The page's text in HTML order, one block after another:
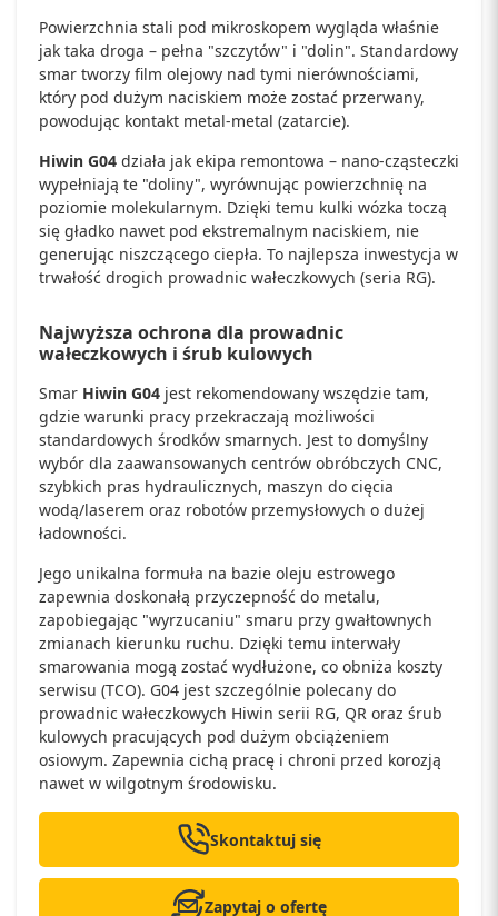
Powierzchnia stali pod mikroskopem wygląda właśnie
jak taka droga – pełna "szczytów" i "dolin". Standardowy
smar tworzy film olejowy nad tymi nierównościami,
który pod dużym naciskiem może zostać przerwany,
powodując kontakt metal-metal (zatarcie).
Hiwin G04 działa jak ekipa remontowa – nano-cząsteczki
wypełniają te "doliny", wyrównując powierzchnię na
poziomie molekularnym. Dzięki temu kulki wózka toczą
się gładko nawet pod ekstremalnym naciskiem, nie
generując niszczącego ciepła. To najlepsza inwestycja w
trwałość drogich prowadnic wałeczkowych (seria RG).
Najwyższa ochrona dla prowadnic
wałeczkowych i śrub kulowych
Smar Hiwin G04 jest rekomendowany wszędzie tam,
gdzie warunki pracy przekraczają możliwości
standardowych środków smarnych. Jest to domyślny
wybór dla zaawansowanych centrów obróbczych CNC,
szybkich pras hydraulicznych, maszyn do cięcia
wodą/laserem oraz robotów przemysłowych o dużej
ładowności.
Jego unikalna formuła na bazie oleju estrowego
zapewnia doskonałą przyczepność do metalu,
zapobiegając "wyrzucaniu" smaru przy gwałtownych
zmianach kierunku ruchu. Dzięki temu interwały
smarowania mogą zostać wydłużone, co obniża koszty
serwisu (TCO). G04 jest szczególnie polecany do
prowadnic wałeczkowych Hiwin serii RG, QR oraz śrub
kulowych pracujących pod dużym obciążeniem
osiowym. Zapewnia cichą pracę i chroni przed korozją
nawet w wilgotnym środowisku.
Skontaktuj się
Zapytaj o ofertę